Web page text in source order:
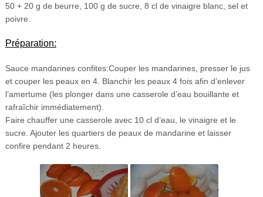
50 + 20 g de beurre, 100 g de sucre, 8 cl de vinaigre blanc, sel et
poivre.
Préparation:
Sauce mandarines confites:Couper les mandarines, presser le jus
et couper les peaux en 4. Blanchir les peaux 4 fois afin d’enlever
l’amertume (les plonger dans une casserole d’eau bouillante et
rafraîchir immédiatement).
Faire chauffer une casserole avec 10 cl d’eau, le vinaigre et le
sucre. Ajouter les quartiers de peaux de mandarine et laisser
confire pendant 2 heures.